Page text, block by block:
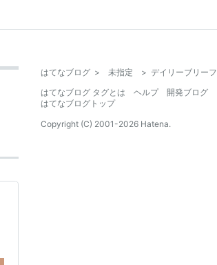
はてなブログ > 未指定 > デイリーブリーフ
はてなブログ タグとは
ヘルプ
開発ブログ
はてなブログトップ
Copyright (C) 2001-2026 Hatena.